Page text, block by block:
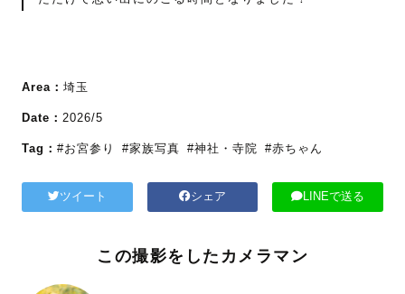
Area： 埼玉
Date： 2026/5
Tag： #お宮参り #家族写真 #神社・寺院 #赤ちゃん
ツイート シェア LINEで送る
この撮影をしたカメラマン